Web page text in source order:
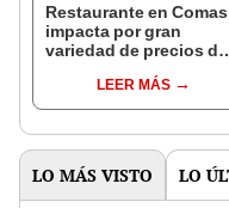
Restaurante en Comas
impacta por gran
variedad de precios de
magnates”LEER MÁS
LO MÁS VISTO LO